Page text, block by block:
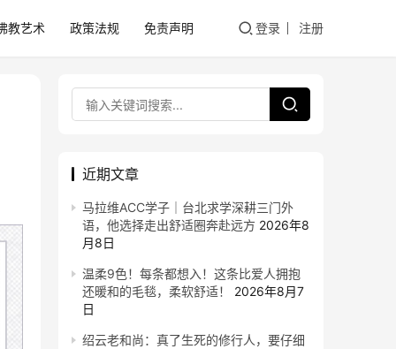
教艺术 政策法规 免责声明 登录 注册
近期文章
马拉维ACC学子｜台北求学深耕三门外
语，他选择走出舒适圈奔赴远方 2026年8
月8日
温柔9色！每条都想入！这条比爱人拥抱
还暖和的毛毯，柔软舒适！
2026年8月7
日
绍云老和尚：真了生死的修行人，要仔细